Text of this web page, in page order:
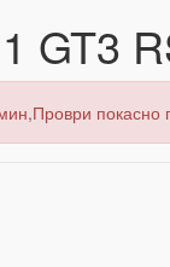
GT3
покасно